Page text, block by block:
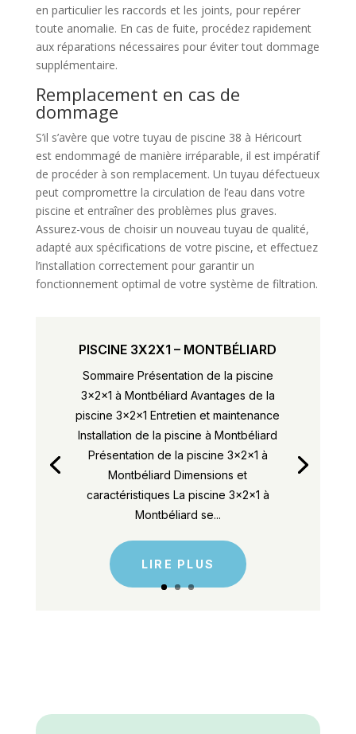
en particulier les raccords et les joints, pour repérer
toute anomalie. En cas de fuite, procédez rapidement
aux réparations nécessaires pour éviter tout dommage
supplémentaire.
Remplacement en cas de
dommage
S’il s’avère que votre tuyau de piscine 38 à Héricourt
est endommagé de manière irréparable, il est impératif
de procéder à son remplacement. Un tuyau défectueux
peut compromettre la circulation de l’eau dans votre
piscine et entraîner des problèmes plus graves.
Assurez-vous de choisir un nouveau tuyau de qualité,
adapté aux spécifications de votre piscine, et effectuez
l’installation correctement pour garantir un
fonctionnement optimal de votre système de filtration.
PISCINE 3X2X1 – MONTBÉLIARD
Sommaire Présentation de la piscine
3x2x1 à Montbéliard Avantages de la
piscine 3x2x1 Entretien et maintenance
Installation de la piscine à Montbéliard
Présentation de la piscine 3x2x1 à
Montbéliard Dimensions et
caractéristiques La piscine 3x2x1 à
Montbéliard se...
LIRE PLUS